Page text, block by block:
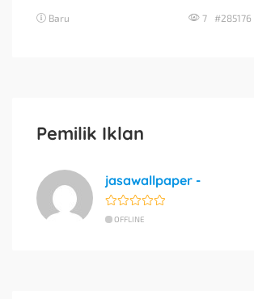
Baru 7 #285176
Pemilik Iklan
jasawallpaper -
OFFLINE